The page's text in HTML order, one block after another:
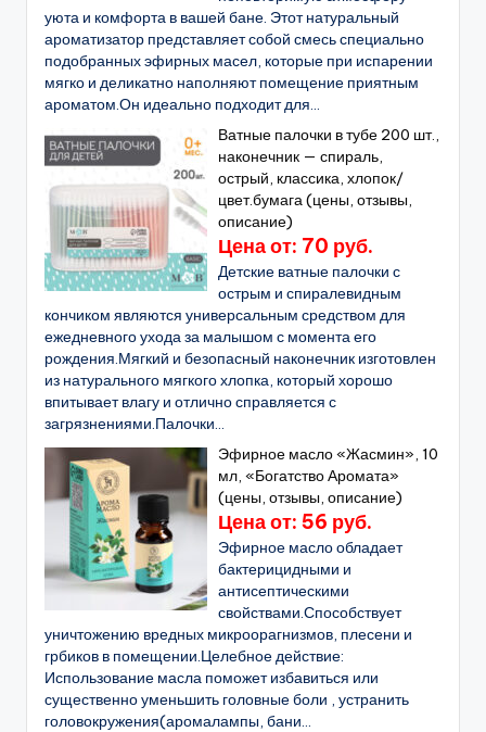
уюта и комфорта в вашей бане. Этот натуральный
ароматизатор представляет собой смесь специально
подобранных эфирных масел, которые при испарении
мягко и деликатно наполняют помещение приятным
ароматом.Он идеально подходит для...
Ватные палочки в тубе 200 шт.,
наконечник — спираль,
острый, классика, хлопок/
цвет.бумага (цены, отзывы,
описание)
Цена от: 70 руб.
Детские ватные палочки с
острым и спиралевидным
кончиком являются универсальным средством для
ежедневного ухода за малышом с момента его
рождения.Мягкий и безопасный наконечник изготовлен
из натурального мягкого хлопка, который хорошо
впитывает влагу и отлично справляется с
загрязнениями.Палочки...
Эфирное масло «Жасмин», 10
мл, «Богатство Аромата»
(цены, отзывы, описание)
Цена от: 56 руб.
Эфирное масло обладает
бактерицидными и
антисептическими
свойствами.Способствует
уничтожению вредных микроорагнизмов, плесени и
грбиков в помещении.Целебное действие:
Использование масла поможет избавиться или
существенно уменьшить головные боли , устранить
головокружения(аромалампы, бани...